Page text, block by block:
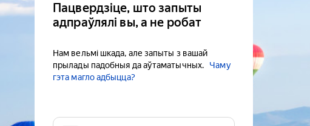
Пацвердзіце, што запыты
адпраўлялі вы, а не робат
Нам вельмі шкада, але запыты з вашай
прылады падобныя да аўтаматычных.
Чаму
гэта магло адбыцца?